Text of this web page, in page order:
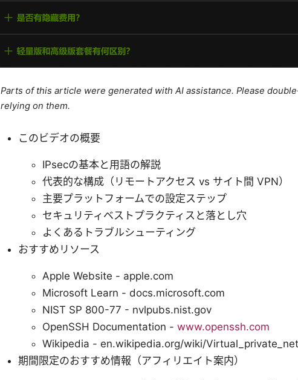
Parts of this article were generated with AI assistance. Please
relying on them.
このビデオの概要
IPsecの基本と用語の解説
代表的な構成（リモートアクセス vs サイト間 VPN）
主要プラットフォームでの設定ステップ
セキュリティベストプラクティスと落とし穴
よくあるトラブルシューティング
おすすめリソース
Apple Website - apple.com
Microsoft Learn - docs.microsoft.com
NIST SP 800-77 - nvlpubs.nist.gov
OpenSSH Documentation - www.openssh.com
Wikipedia - en.wikipedia.org/wiki/
期間限定のおすすめ情報（アフィリエイト案内）